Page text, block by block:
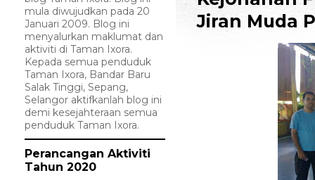
Jiran Muda
mula diwujudkan pada 20
Januari 2009. Blog ini
menyalurkan maklumat dan
aktiviti di Taman Ixora.
Kepada semua penduduk
Taman Ixora, Bandar Baru
Salak Tinggi, Sepang,
Selangor aktifkanlah blog ini
demi kesejahteraan semua
penduduk Taman Ixora.
Perancangan Aktiviti
Tahun 2020